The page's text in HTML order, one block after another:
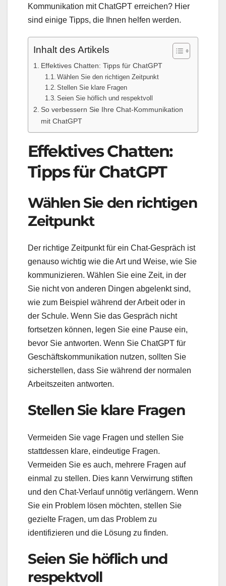
Kommunikation mit ChatGPT erreichen? Hier
sind einige Tipps, die Ihnen helfen werden.
Inhalt des Artikels
Effektives Chatten: Tipps für ChatGPT
Wählen Sie den richtigen Zeitpunkt
Stellen Sie klare Fragen
Seien Sie höflich und respektvoll
So verbessern Sie Ihre Chat-Kommunikation
mit ChatGPT
Effektives Chatten:
Tipps für ChatGPT
Wählen Sie den richtigen
Zeitpunkt
Der richtige Zeitpunkt für ein Chat-Gespräch ist
genauso wichtig wie die Art und Weise, wie Sie
kommunizieren. Wählen Sie eine Zeit, in der
Sie nicht von anderen Dingen abgelenkt sind,
wie zum Beispiel während der Arbeit oder in
der Schule. Wenn Sie das Gespräch nicht
fortsetzen können, legen Sie eine Pause ein,
bevor Sie antworten. Wenn Sie ChatGPT für
Geschäftskommunikation nutzen, sollten Sie
sicherstellen, dass Sie während der normalen
Arbeitszeiten antworten.
Stellen Sie klare Fragen
Vermeiden Sie vage Fragen und stellen Sie
stattdessen klare, eindeutige Fragen.
Vermeiden Sie es auch, mehrere Fragen auf
einmal zu stellen. Dies kann Verwirrung stiften
und den Chat-Verlauf unnötig verlängern. Wenn
Sie ein Problem lösen möchten, stellen Sie
gezielte Fragen, um das Problem zu
identifizieren und die Lösung zu finden.
Seien Sie höflich und
respektvoll